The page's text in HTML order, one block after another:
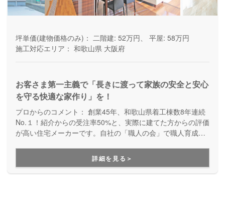
坪単価(建物価格のみ)： 二階建: 52万円、 平屋: 58万円
施工対応エリア： 和歌山県 大阪府
お客さま第一主義で「長きに渡って家族の安全と安心
を守る快適な家作り」を！
プロからのコメント： 創業45年、和歌山県着工棟数8年連続
No.１！紹介からの受注率50%と、実際に建てた方からの評価
が高い住宅メーカーです。自社の「職人の会」で職人育成に
丈で安心して住み続けられる家が実現します。建てた後も、
定期的に訪問してくれたりと、地域に密着したサポートが充
実しています。
詳細を見る＞